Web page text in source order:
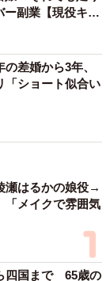
副業【現役キャ
差婚から3年、
「ショート似合い
瀬はるかの娘役→
メイクで雰囲気
四国まで 65歳の